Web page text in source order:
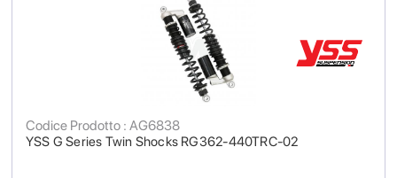
YSS G Series Twin Shocks RG362-440TRC-02
Codice Prodotto : AG6838